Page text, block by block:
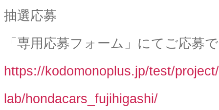
抽選応募
「専用応募フォーム」にてご応募
https://kodomonoplus.jp/test/
lab/hondacars_fujihigashi/